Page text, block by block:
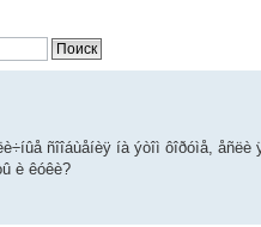
ñîîáùåíèÿ íà ýòîì ôîðóìå, åñëè
è êóêè?